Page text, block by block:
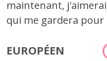
maintenant,
qui me gardera
EUROPÉEN